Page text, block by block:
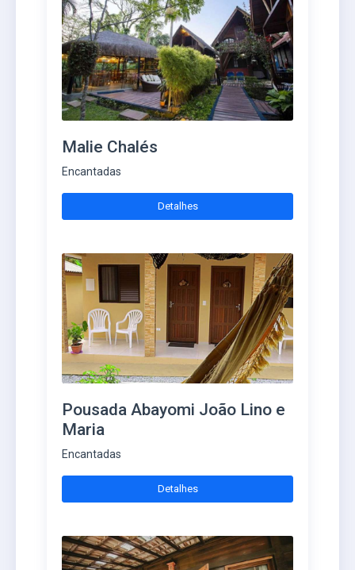
Malie Chalés
Encantadas
Detalhes
Pousada Abayomi João Lino e
Maria
Encantadas
Detalhes